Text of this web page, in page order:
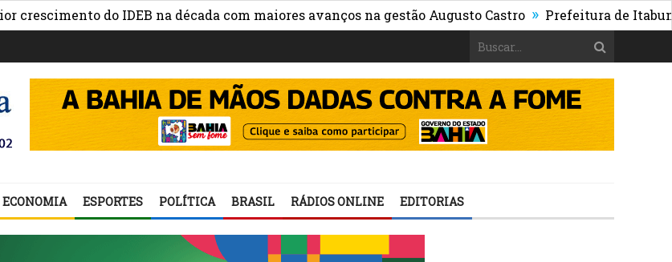
do IDEB na década com maiores avanços na gestão Augusto Castro » Prefeitura de Itabuna
ECONOMIA ESPORTES POLÍTICA BRASIL RÁDIOS ONLINE EDITORIAS